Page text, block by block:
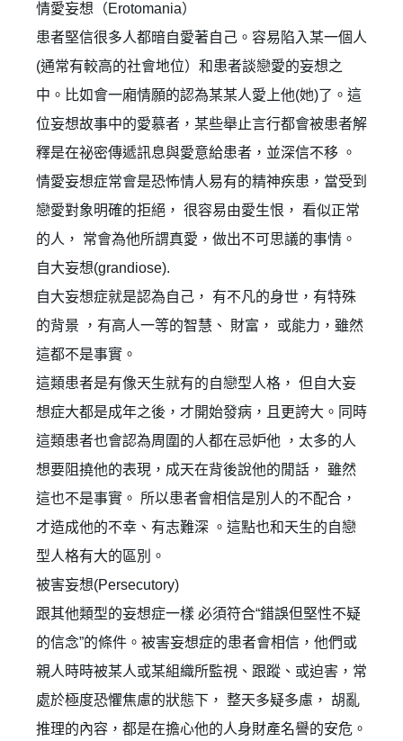
✕
會員登入
情愛妄想（Erotomania）
患者堅信很多人都暗自愛著自己。容易陷入某一個人
(通常有較高的社會地位）和患者談戀愛的妄想之
中。比如會一廂情願的認為某某人愛上他(她)了。這
位妄想故事中的愛慕者，某些舉止言行都會被患者解
釋是在祕密傳遞訊息與愛意給患者，並深信不移 。
情愛妄想症常會是恐怖情人易有的精神疾患，當受到
戀愛對象明確的拒絕， 很容易由愛生恨， 看似正常
的人， 常會為他所謂真愛，做出不可思議的事情。
自大妄想(grandiose).
自大妄想症就是認為自己， 有不凡的身世，有特殊
的背景 ，有高人一等的智慧、 財富， 或能力，雖然
這都不是事實。
這類患者是有像天生就有的自戀型人格， 但自大妄
想症大都是成年之後，才開始發病，且更誇大。同時
這類患者也會認為周圍的人都在忌妒他 ，太多的人
想要阻撓他的表現，成天在背後說他的閒話， 雖然
這也不是事實。 所以患者會相信是別人的不配合，
才造成他的不幸、有志難深 。這點也和天生的自戀
型人格有大的區別。
被害妄想(Persecutory)
跟其他類型的妄想症一樣 必須符合“錯誤但堅性不疑
的信念”的條件。被害妄想症的患者會相信，他們或
親人時時被某人或某組織所監視、跟蹤、或迫害，常
處於極度恐懼焦慮的狀態下， 整天多疑多慮， 胡亂
推理的內容，都是在擔心他的人身財產名譽的安危。